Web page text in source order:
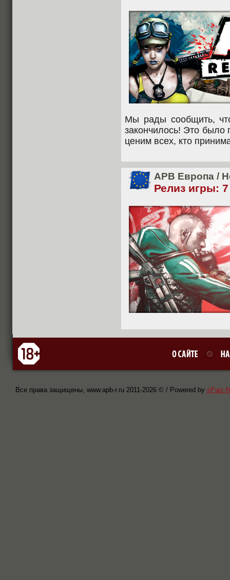
Мы рады сообщить,
закончилось! Это было
ценим всех, кто
APB Европа /
Релиз игры:
Все права защищены, www.apb-r.ru 2011-2026 © / Powered by sPaiz-